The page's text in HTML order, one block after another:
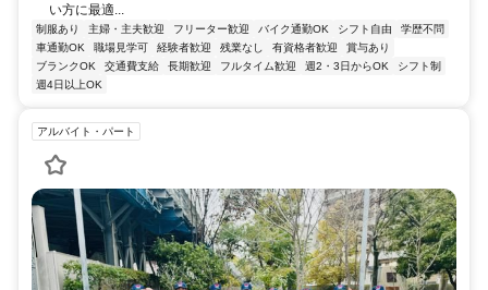
い方に最適...
制服あり 主婦・主夫歓迎 フリーター歓迎 バイク通勤OK シフト自由
学歴不問
車通勤OK
職場見学可 経験者歓迎 残業なし 有資格者歓迎
賞与あり
ブランクOK
交通費支給 長期歓迎 フルタイム歓迎 週2・3日からOK
シフト制
週4日以上OK
アルバイト・パート